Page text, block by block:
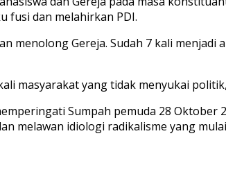
fusi dan melahirkan PDI.
Gereja. Sudah 7 kali menjadi
masyarakat yang tidak menyukai
Sumpah pemuda 28 Oktober
idiologi radikalisme yang